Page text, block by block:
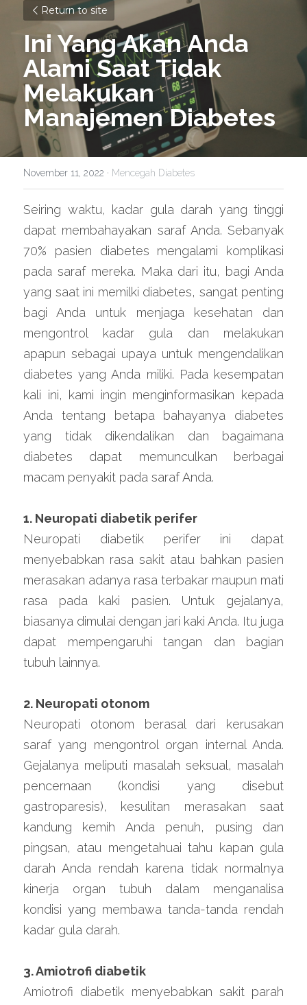
Return to site
Ini Yang Akan Anda
Alami Saat Tidak
Melakukan
Manajemen Diabetes
November 11, 2022 · Mencegah Diabetes
Seiring waktu, kadar gula darah yang tinggi
dapat membahayakan saraf Anda. Sebanyak
70% pasien diabetes mengalami komplikasi
pada saraf mereka. Maka dari itu, bagi Anda
yang saat ini memilki diabetes, sangat penting
bagi Anda untuk menjaga kesehatan dan
mengontrol kadar gula dan melakukan
apapun sebagai upaya untuk mengendalikan
diabetes yang Anda miliki. Pada kesempatan
kali ini, kami ingin menginformasikan kepada
Anda tentang betapa bahayanya diabetes
yang tidak dikendalikan dan bagaimana
diabetes dapat memunculkan berbagai
macam penyakit pada saraf Anda.
1. Neuropati diabetik perifer
Neuropati diabetik perifer ini dapat
menyebabkan rasa sakit atau bahkan pasien
merasakan adanya rasa terbakar maupun mati
rasa pada kaki pasien. Untuk gejalanya,
biasanya dimulai dengan jari kaki Anda. Itu juga
dapat mempengaruhi tangan dan bagian
tubuh lainnya.
2. Neuropati otonom
Neuropati otonom berasal dari kerusakan
saraf yang mengontrol organ internal Anda.
Gejalanya meliputi masalah seksual, masalah
pencernaan (kondisi yang disebut
gastroparesis), kesulitan merasakan saat
kandung kemih Anda penuh, pusing dan
pingsan, atau mengetahuai tahu kapan gula
darah Anda rendah karena tidak normalnya
kinerja organ tubuh dalam menganalisa
kondisi yang membawa tanda-tanda rendah
kadar gula darah.
3. Amiotrofi diabetik
Amiotrofi diabetik menyebabkan sakit parah